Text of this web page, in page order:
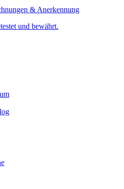
& Anerkennung
und bewährt.